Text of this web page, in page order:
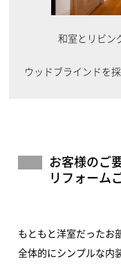
和室とリビン
ウッドブラインドを
お客様のご
リフォーム
もともと洋室だったお
全体的にシンプルな内